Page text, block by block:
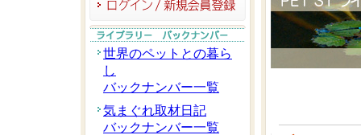
世界のペットとの暮ら
し
バックナンバー一覧
気まぐれ取材日記
バックナンバー一覧